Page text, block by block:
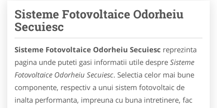
Sisteme Fotovoltaice Odorheiu
Secuiesc
Sisteme Fotovoltaice Odorheiu Secuiesc reprezinta
pagina unde puteti gasi informatii utile despre Sisteme
Fotovoltaice Odorheiu Secuiesc. Selectia celor mai bune
componente, respectiv a unui sistem fotovoltaic de
inalta performanta, impreuna cu buna intretinere, fac